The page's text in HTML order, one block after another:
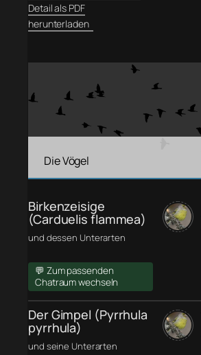
Detail als PDF
herunterladen
Die Vögel
Birkenzeisige
(Carduelis flammea)
und dessen Unterarten
💬 Zum passenden
Chatraum wechseln
Der Gimpel (Pyrrhula
pyrrhula)
und seine Unterarten